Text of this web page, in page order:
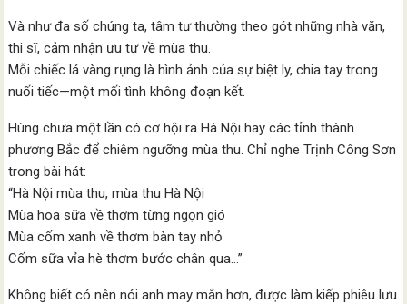
Và như đa số chúng ta, tâm tư thường theo gót những nhà văn,
thi sĩ, cảm nhận ưu tư về mùa thu.
Mỗi chiếc lá vàng rụng là hình ảnh của sự biệt ly, chia tay trong
nuối tiếc—một mối tình không đoạn kết.
Hùng chưa một lần có cơ hội ra Hà Nội hay các tỉnh thành
phương Bắc để chiêm ngưỡng mùa thu. Chỉ nghe Trịnh Công Sơn
trong bài hát:
“Hà Nội mùa thu, mùa thu Hà Nội
Mùa hoa sữa về thơm từng ngọn gió
Mùa cốm xanh về thơm bàn tay nhỏ
Cốm sữa vỉa hè thơm bước chân qua…”
Không biết có nên nói anh may mắn hơn, được làm kiếp phiêu lưu